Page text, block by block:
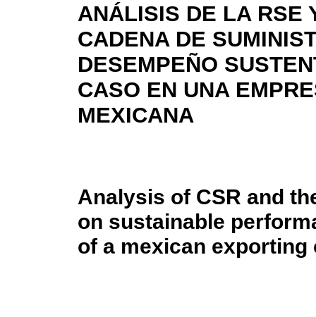
ANÁLISIS DE LA RSE
CADENA DE
DESEMPEÑO
CASO EN UNA
MEXICANA
Analysis of CSR and
on sustainable
of a mexican exporting